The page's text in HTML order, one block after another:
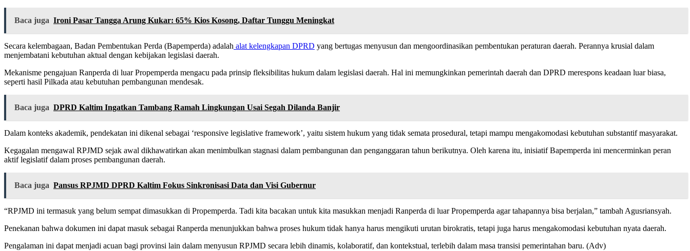
Baca juga Ironi Pasar Tangga Arung Kukar: 65% Kios Kosong, Daftar Tunggu Meningkat
Secara kelembagaan, Badan Pembentukan Perda (Bapemperda) adalah alat kelengkapan DPRD yang bertugas menyusun dan mengoordinasikan pembentukan peraturan daerah. Perannya krusial dalam
menjembatani kebutuhan aktual dengan kebijakan legislasi daerah.
Mekanisme pengajuan Ranperda di luar Propemperda mengacu pada prinsip fleksibilitas hukum dalam legislasi daerah. Hal ini memungkinkan pemerintah daerah dan DPRD merespons keadaan luar biasa,
seperti hasil Pilkada atau kebutuhan pembangunan mendesak.
Baca juga DPRD Kaltim Ingatkan Tambang Ramah Lingkungan Usai Segah Dilanda Banjir
Dalam konteks akademik, pendekatan ini dikenal sebagai ‘responsive legislative framework’, yaitu sistem hukum yang tidak semata prosedural, tetapi mampu mengakomodasi kebutuhan substantif masyarakat.
Kegagalan mengawal RPJMD sejak awal dikhawatirkan akan menimbulkan stagnasi dalam pembangunan dan penganggaran tahun berikutnya. Oleh karena itu, inisiatif Bapemperda ini mencerminkan peran
aktif legislatif dalam proses pembangunan daerah.
Baca juga Pansus RPJMD DPRD Kaltim Fokus Sinkronisasi Data dan Visi Gubernur
“RPJMD ini termasuk yang belum sempat dimasukkan di Propemperda. Tadi kita bacakan untuk kita masukkan menjadi Ranperda di luar Propemperda agar tahapannya bisa berjalan,” tambah Agusriansyah.
Penekanan bahwa dokumen ini dapat masuk sebagai Ranperda menunjukkan bahwa proses hukum tidak hanya harus mengikuti urutan birokratis, tetapi juga harus mengakomodasi kebutuhan nyata daerah.
Pengalaman ini dapat menjadi acuan bagi provinsi lain dalam menyusun RPJMD secara lebih dinamis, kolaboratif, dan kontekstual, terlebih dalam masa transisi pemerintahan baru. (Adv)